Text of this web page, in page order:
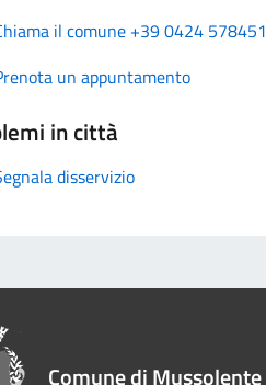
il comune +39 0424 578451
un appuntamento
in città
disservizio
Comune di Mussolente